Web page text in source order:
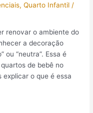
,Quarto Infantil /
renovar o ambiente do
a decoração
ou “neutra”. Essa é
de bebê no
explicar o que é essa